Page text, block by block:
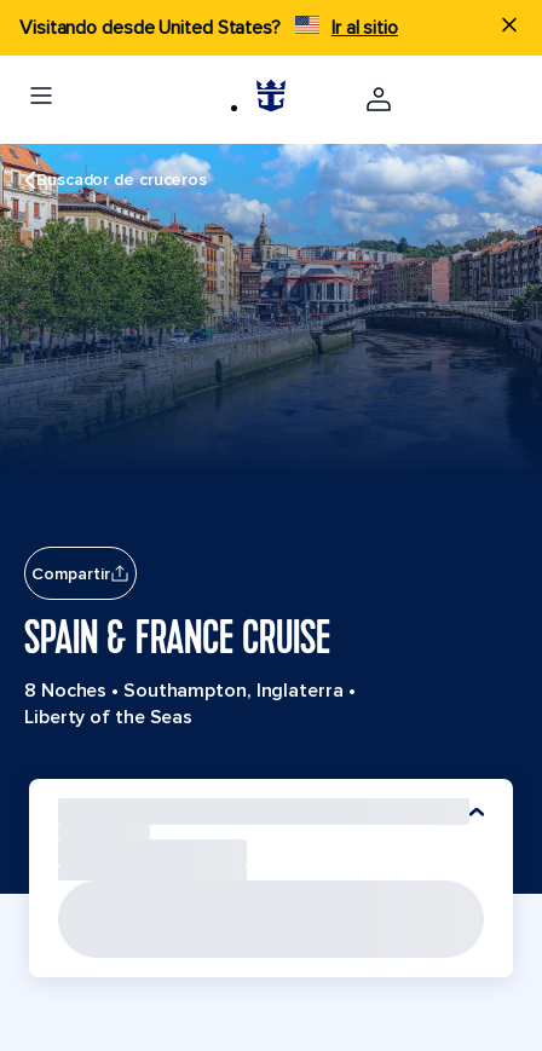
Visitando desde United States? Ir al sitio
Buscador de cruceros
Compartir
SPAIN & FRANCE CRUISE
8 Noches • Southampton, Inglaterra •
Liberty of the Seas